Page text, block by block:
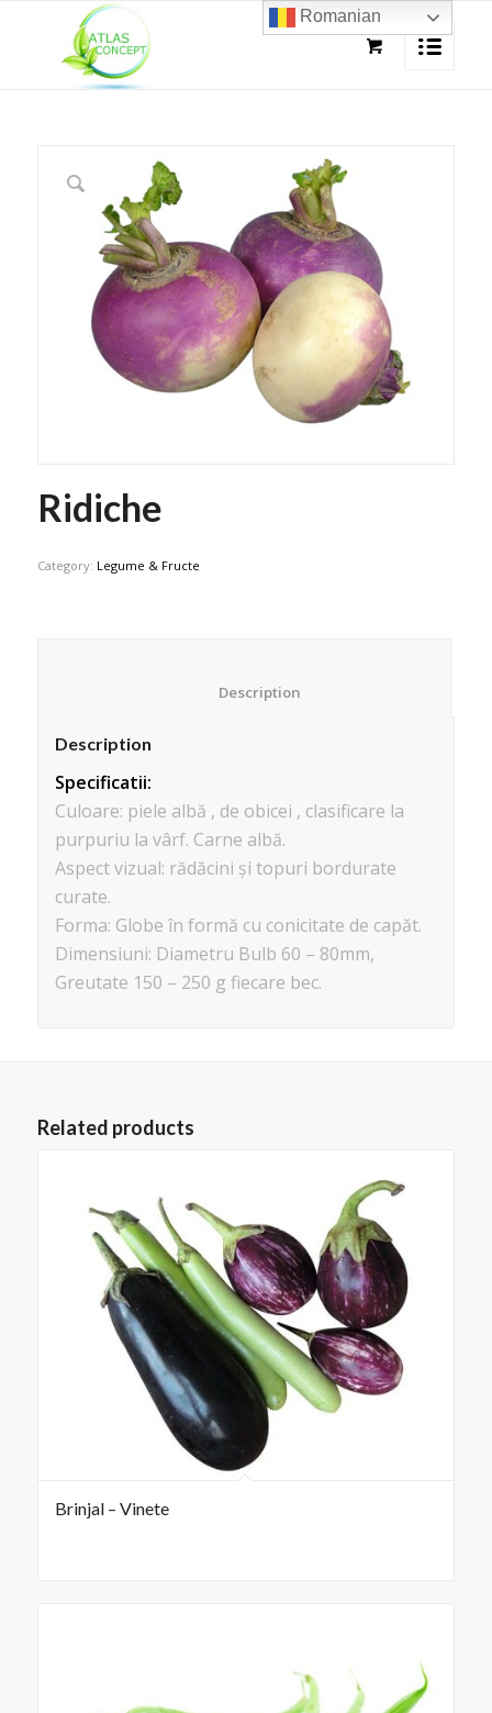
Ridiche
Category: Legume & Fructe
Description
Specificatii:
Culoare: piele albă , de obicei , clasificare la
purpuriu la vârf. Carne albă.
Aspect vizual: rădăcini și topuri bordurate
curate.
Forma: Globe în formă cu conicitate de capăt.
Dimensiuni: Diametru Bulb 60 – 80mm,
Greutate 150 – 250 g fiecare bec.
Related products
Brinjal – Vinete
Romanian